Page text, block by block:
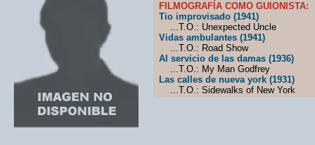
FILMOGRAFÍA COMO GUIONISTA:
Tio improvisado (1941)
...T.O.: Unexpected Uncle
Vidas ambulantes (1941)
...T.O.: Road Show
Al servicio de las damas (1936)
...T.O.: My Man Godfrey
Las calles de nueva york (1931)
...T.O.: Sidewalks of New York